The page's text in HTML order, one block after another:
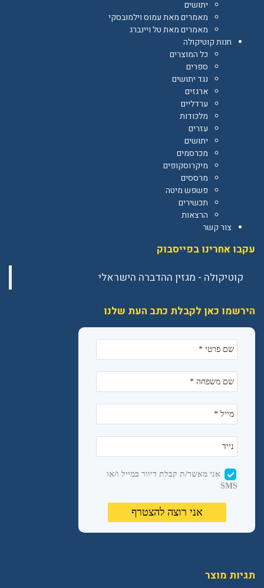
יתושים
מאמרים מאת עמוס וילמובסקי
מאמרים מאת טל ויינברג
חנות קוטיקולה
כל המוצרים
ספרים
נגד יתושים
ארגזים
ערדליים
מלכודות
עזרים
יתושים
מכרסמים
מיקרוסקופים
מרססים
פשפש מיטה
תכשירים
הרצאות
צור קשר
עקבו אחרינו בפייסבוק
הירשמו כאן לקבלת כתב העת שלנו
תגיות מוצר